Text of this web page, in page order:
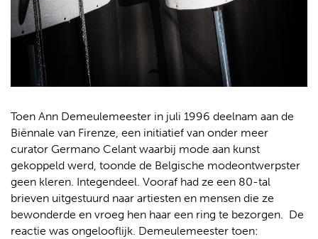
Toen Ann Demeulemeester in juli 1996 deelnam aan de
Biënnale van Firenze, een initiatief van onder meer
curator Germano Celant waarbij mode aan kunst
gekoppeld werd, toonde de Belgische modeontwerpster
geen kleren. Integendeel. Vooraf had ze een 80-tal
brieven uitgestuurd naar artiesten en mensen die ze
bewonderde en vroeg hen haar een ring te bezorgen. De
reactie was ongelooflijk. Demeulemeester toen: